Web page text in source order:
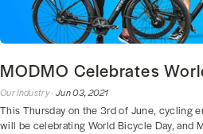
MODMO Celebrates
Our Industry ·Jun 03, 2021
This Thursday on the 3rd of June, cycling
will be celebrating World Bicycle Day, and